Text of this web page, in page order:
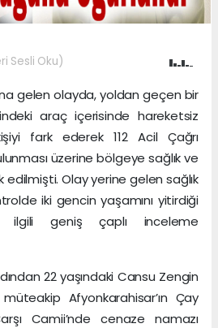
Sesli Oku)
gelen olayda, yoldan geçen bir
araç içerisinde hareketsiz
fark ederek 112 Acil Çağrı
üzerine bölgeye sağlık ve
Olay yerine gelen sağlık
iki gencin yaşamını yitirdiği
ilgili geniş çaplı inceleme
22 yaşındaki Cansu Zengin
Afyonkarahisar’ın Çay
Camii’nde cenaze namazı